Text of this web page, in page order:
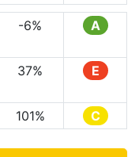
-6% A
37% E
101% C